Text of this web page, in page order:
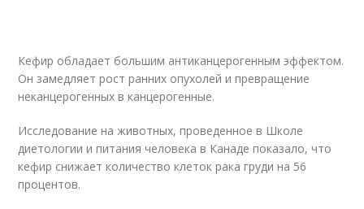
Кефир обладает большим антиканцерогенным эффектом.
Он замедляет рост ранних опухолей и превращение
неканцерогенных в канцерогенные.
Исследование на животных, проведенное в Школе
диетологии и питания человека в Канаде показало, что
кефир снижает количество клеток рака груди на 56
процентов.